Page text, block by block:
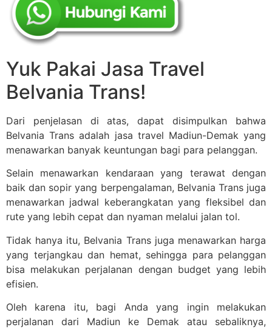
Yuk Pakai Jasa Travel
Belvania Trans!
Dari penjelasan di atas, dapat disimpulkan bahwa
Belvania Trans adalah jasa travel Madiun-Demak yang
menawarkan banyak keuntungan bagi para pelanggan.
Selain menawarkan kendaraan yang terawat dengan
baik dan sopir yang berpengalaman, Belvania Trans juga
menawarkan jadwal keberangkatan yang fleksibel dan
rute yang lebih cepat dan nyaman melalui jalan tol.
Tidak hanya itu, Belvania Trans juga menawarkan harga
yang terjangkau dan hemat, sehingga para pelanggan
bisa melakukan perjalanan dengan budget yang lebih
efisien.
Oleh karena itu, bagi Anda yang ingin melakukan
perjalanan dari Madiun ke Demak atau sebaliknya,